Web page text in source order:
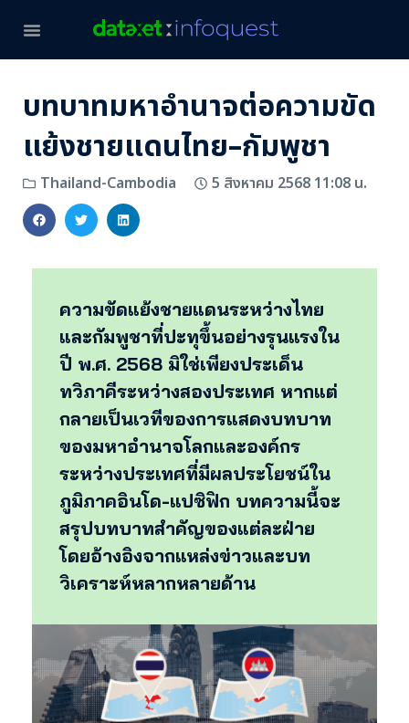
บทบาทมหาอำนาจต่อความขัด
แย้งชายแดนไทย–กัมพูชา
Thailand-Cambodia 5 สิงหาคม 2568 11:08 น.
ความขัดแย้งชายแดนระหว่างไทย
และกัมพูชาที่ปะทุขึ้นอย่างรุนแรงใน
ปี พ.ศ. 2568 มิใช่เพียงประเด็น
ทวิภาคีระหว่างสองประเทศ หากแต่
กลายเป็นเวทีของการแสดงบทบาท
ของมหาอำนาจโลกและองค์กร
ระหว่างประเทศที่มีผลประโยชน์ใน
ภูมิภาคอินโด-แปซิฟิก บทความนี้จะ
สรุปบทบาทสำคัญของแต่ละฝ่าย
โดยอ้างอิงจากแหล่งข่าวและบท
วิเคราะห์หลากหลายด้าน